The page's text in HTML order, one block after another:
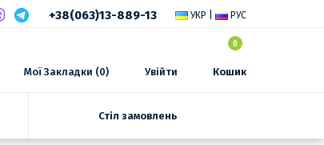
+38(063)13-889-13 УКР РУС
Мої Закладки (0) Увійти
0
Кошик
Стіл замовлень